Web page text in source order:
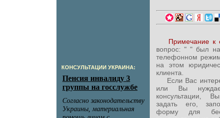
КОНСУЛЬТАЦИИ УКРАИНА:
Примечание к
вопрос: " " был
телефонном
на этом
клиента.
Если Вас
или Вы
консультации,
задать его,
форму для